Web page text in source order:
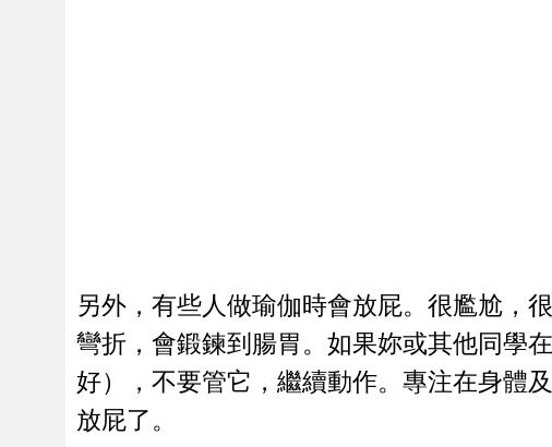
另外，有些人做瑜伽時會放屁。很尷尬，
彎折，會鍛鍊到腸胃。如果妳或其他同學
好），不要管它，繼續動作。專注在身體
放屁了。